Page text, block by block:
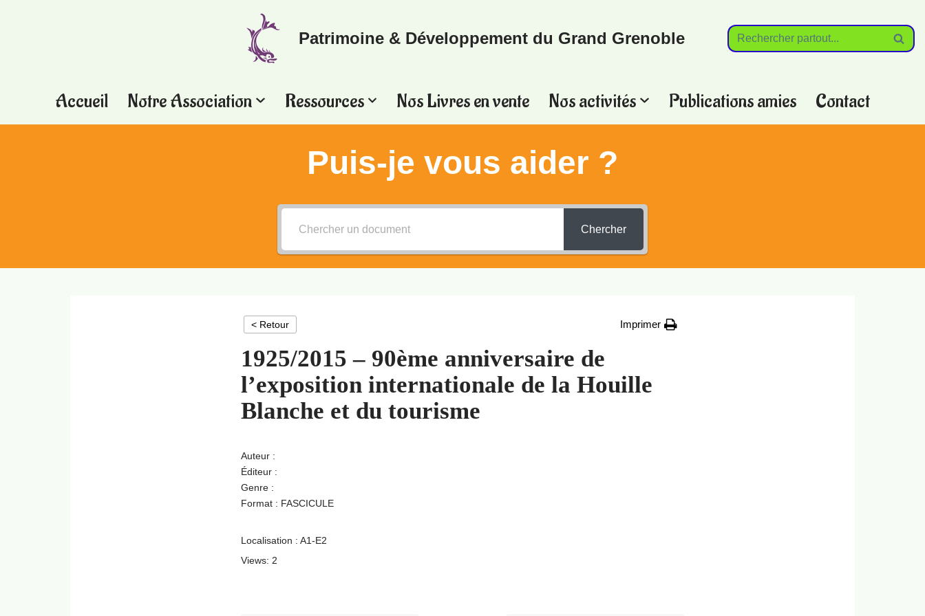
Patrimoine & Développement du Grand Grenoble
Accueil Notre Association Ressources Nos Livres en vente Nos activités Publications amies Contact
Puis-je vous aider ?
Chercher
< Retour Imprimer
1925/2015 – 90ème anniversaire de
l’exposition internationale de la Houille
Blanche et du tourisme
Auteur :
Éditeur :
Genre :
Format : FASCICULE
Localisation : A1-E2
Views: 2